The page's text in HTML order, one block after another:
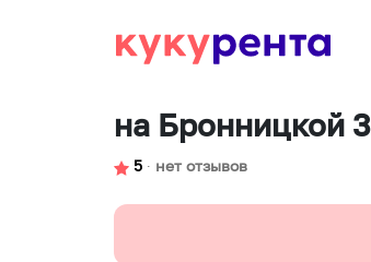
на Бронницкой
5 ∙ нет отзывов